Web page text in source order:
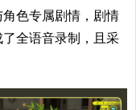
色专属剧情，剧情
全语音录制，且采